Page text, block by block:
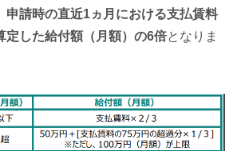
申請時の直近1ヵ月における支払賃料
定した給付額（月額）の6倍となりま